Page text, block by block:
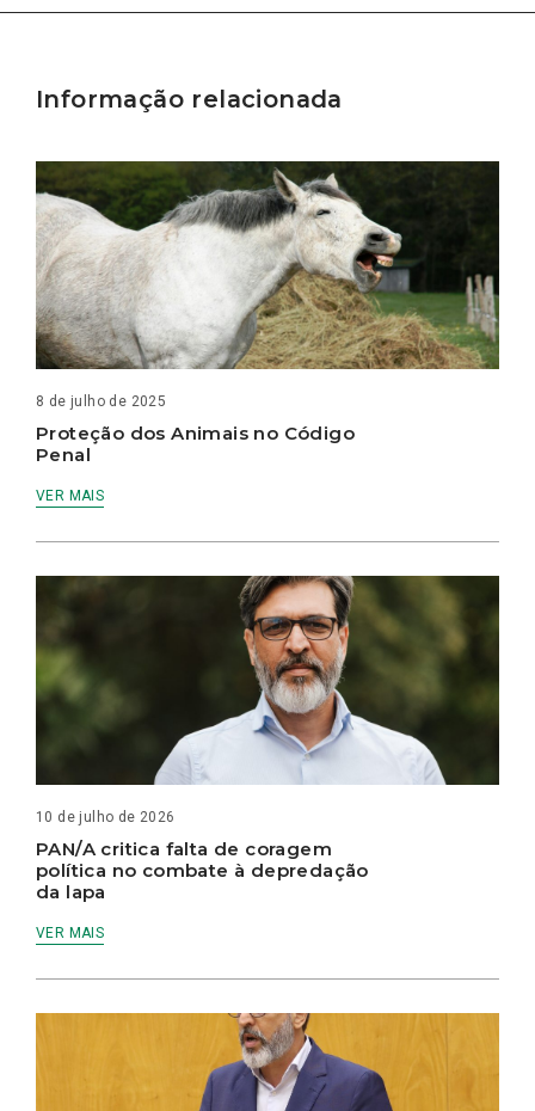
Informação relacionada
8 de julho de 2025
Proteção dos Animais no Código
Penal
VER MAIS
10 de julho de 2026
PAN/A critica falta de coragem
política no combate à depredação
da lapa
VER MAIS